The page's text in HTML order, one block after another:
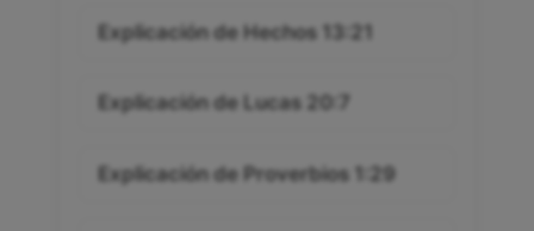
Explicación de Hechos 13:21
Explicación de Lucas 20:7
Explicación de Proverbios 1:29